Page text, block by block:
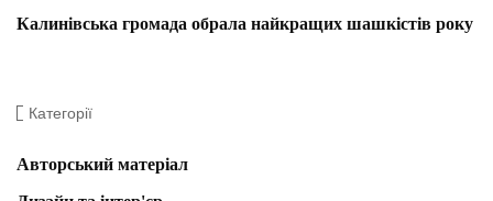
Калинівська громада обрала найкращих шашкістів року
Категорії
Авторський матеріал